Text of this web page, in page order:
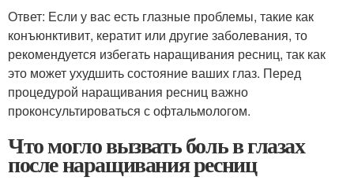
Ответ: Если у вас есть глазные проблемы, такие как
конъюнктивит, кератит или другие заболевания, то
рекомендуется избегать наращивания ресниц, так как
это может ухудшить состояние ваших глаз. Перед
процедурой наращивания ресниц важно
проконсультироваться с офтальмологом.
Что могло вызвать боль в глазах
после наращивания ресниц